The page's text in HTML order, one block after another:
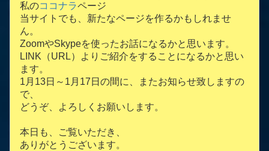
私のココナラページ
当サイトでも、新たなページを作るかもしれませ
ん。
ZoomやSkypeを使ったお話になるかと思います。
LINK（URL）よりご紹介をすることになるかと思い
ます。
1月13日～1月17日の間に、またお知らせ致しますの
で、
どうぞ、よろしくお願いします。
本日も、ご覧いただき、
ありがとうございます。